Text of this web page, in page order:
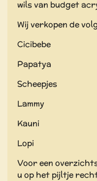
wils van budget
Wij verkopen de
Cicibebe
Papatya
Scheepjes
Lammy
Kauni
Lopi
Voor een
u op het pijltje